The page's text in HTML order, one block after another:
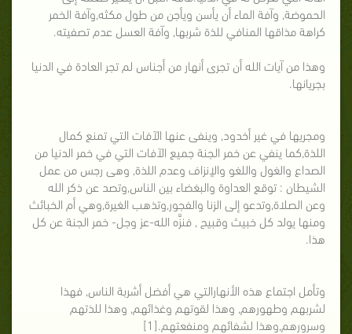
الحموضة, وآفة الماء أن يأسن ويأجن من طول مكثه,وآفة الخمر
كراهة مذاقها المنافي للذة شربها, وآفة العسل عدم تصفيته.
وهذا من آيات الله أن تجرى أنهار من أجناس لم تجر العادة في الدنيا
بجريانها.
ومجريها في غير أخدود, وينفى عنها الآفات التي تمنع كمال
اللذة,كما ينفي عن خمر الجنة جميع الآفات التي في خمر الدنيا من
الصداع والغول واللغو والاٍنزاف وعدم اللذة, وهى رجس من عمل
الشيطان : توقع العداوة والبغضاء بين الناس,وتصد عن ذكر الله
وعن الصلاة,وتدعو إلى الزنا والفجور,وتذهب الغيرة,وهي أم الخبائث
ومنها يولد كل خبيث وقبيح , فنزَّه الله-عز وجل- خمر الجنة عن كل
هذا.
وتأمل اجتماع هذه الأنهارالتي هي أفضل أشربة الناس, فهذا
لشربهم وطهورهم, وهذا لقوتهم وغذائهم, وهذا للذتهم
وسرورهم,وهذا لشفائهم ومنفعتهم.[1]